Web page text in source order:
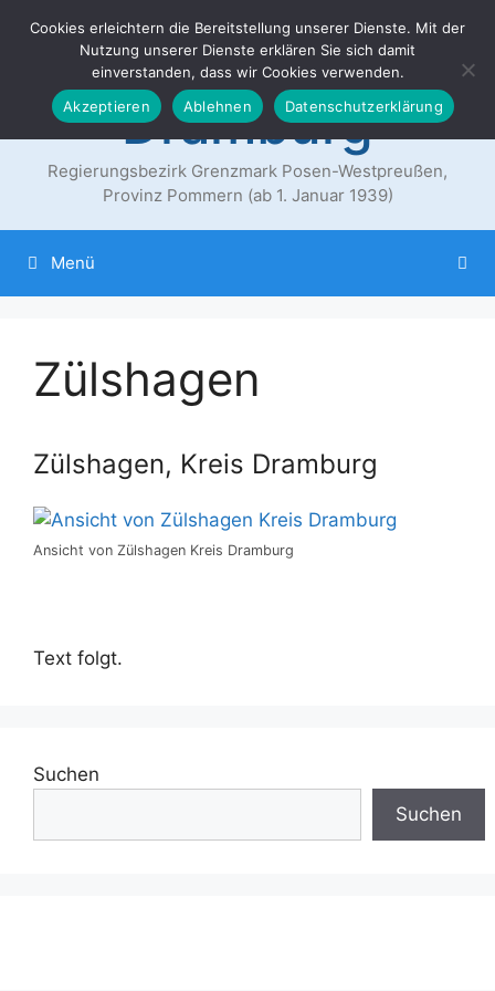
Inhalt
Der Landkreis
Dramburg
Regierungsbezirk Grenzmark Posen-Westpreußen,
Provinz Pommern (ab 1. Januar 1939)
Menü
Zülshagen
Zülshagen, Kreis Dramburg
Ansicht von Zülshagen Kreis Dramburg
Text folgt.
Suchen
Suchen
Cookies erleichtern die Bereitstellung unserer Dienste. Mit der
Nutzung unserer Dienste erklären Sie sich damit
einverstanden, dass wir Cookies verwenden.
Akzeptieren
Ablehnen Datenschutzerklärung